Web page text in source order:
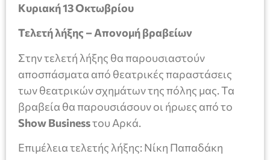
Κυριακή 13 Οκτωβρίου
Τελετή λήξης – Απονομή βραβείων
Στην τελετή λήξης θα παρουσιαστούν
αποσπάσματα από θεατρικές παραστάσεις
των θεατρικών σχημάτων της πόλης μας. Τα
βραβεία θα παρουσιάσουν οι ήρωες από το
Show Businessτου Αρκά.
Επιμέλεια τελετής λήξης: Νίκη Παπαδάκη